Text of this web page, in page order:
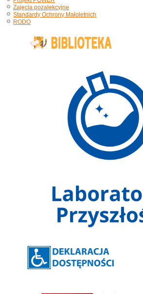
Zajęcia pozalekcyjne
Standardy Ochrony Małoletnich
RODO